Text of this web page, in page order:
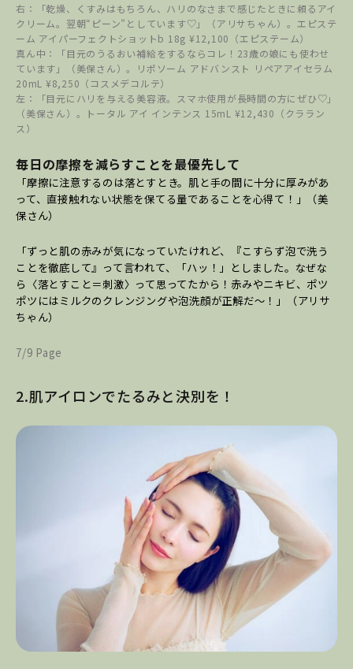
右：「乾燥、くすみはもちろん、ハリのなさまで感じたときに頼るアイ
クリーム。翌朝“ピーン”としています♡」（アリサちゃん）。エピステ
ーム アイパーフェクトショットb 18g ¥12,100（エピステーム）
真ん中：「目元のうるおい補給をするならコレ！23歳の娘にも使わせ
ています」（美保さん）。リポソーム アドバンスト リペアアイセラム
20mL ¥8,250（コスメデコルテ）
左：「目元にハリを与える美容液。スマホ使用が長時間の方にぜひ♡」
（美保さん）。トータル アイ インテンス 15mL ¥12,430（クララン
ス）
毎日の摩擦を減らすことを最優先して
「摩擦に注意するのは落とすとき。肌と手の間に十分に厚みがあ
って、直接触れない状態を保てる量であることを心得て！」（美
保さん）
「ずっと肌の赤みが気になっていたけれど、『こすらず泡で洗う
ことを徹底して』って言われて、「ハッ！」としました。なぜな
ら〈落とすこと＝刺激〉って思ってたから！赤みやニキビ、ポツ
ポツにはミルクのクレンジングや泡洗顔が正解だ～！」（アリサ
ちゃん）
7/9 Page
2.肌アイロンでたるみと決別を！